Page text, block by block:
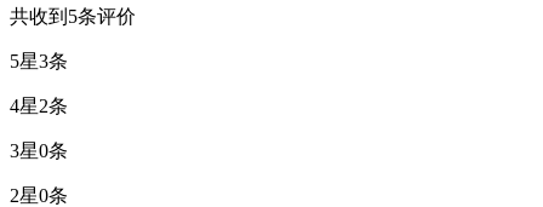
共收到5条评价
5星3条
4星2条
3星0条
2星0条